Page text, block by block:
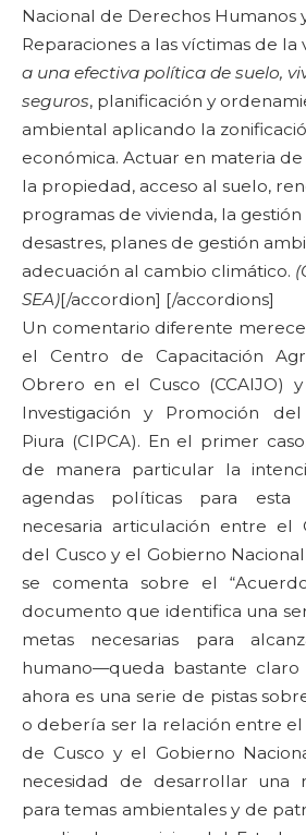
Nacional de Derechos Humanos
Reparaciones a las víctimas de la
a una efectiva política de suelo,
seguros, planificación y
ambiental aplicando la
económica. Actuar en materia
la propiedad, acceso al suelo,
programas de vivienda, la
desastres, planes de gestión
adecuación al cambio climático.
SEA)[/accordion] [/accordions]
Un comentario diferente
el Centro de Capacitación
Obrero en el Cusco (CCAIJO)
Investigación y Promoción
Piura (CIPCA). En el primer
de manera particular la
agendas políticas para
necesaria articulación entre el
del Cusco y el Gobierno
se comenta sobre el
documento que identifica una
metas necesarias para
humano—queda bastante
ahora es una serie de pistas
o debería ser la relación entre el
de Cusco y el Gobierno
necesidad de desarrollar una
para temas ambientales y de